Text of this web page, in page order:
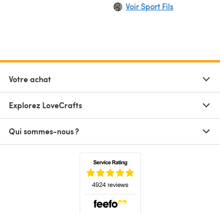
Voir Sport Fils
Votre achat
Explorez LoveCrafts
Qui sommes-nous ?